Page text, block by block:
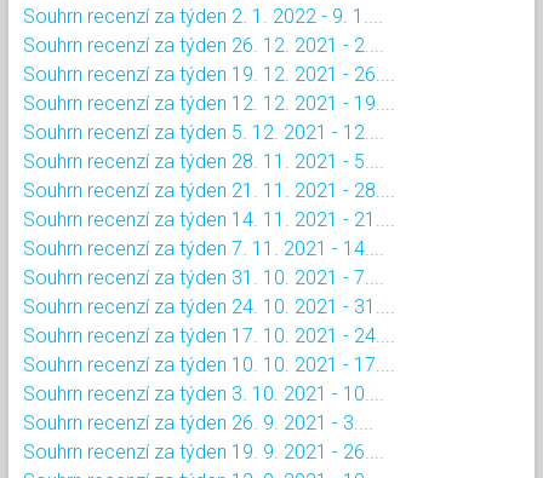
Souhrn recenzí za týden 2. 1. 2022 - 9. 1....
Souhrn recenzí za týden 26. 12. 2021 - 2....
Souhrn recenzí za týden 19. 12. 2021 - 26....
Souhrn recenzí za týden 12. 12. 2021 - 19....
Souhrn recenzí za týden 5. 12. 2021 - 12....
Souhrn recenzí za týden 28. 11. 2021 - 5....
Souhrn recenzí za týden 21. 11. 2021 - 28....
Souhrn recenzí za týden 14. 11. 2021 - 21....
Souhrn recenzí za týden 7. 11. 2021 - 14....
Souhrn recenzí za týden 31. 10. 2021 - 7....
Souhrn recenzí za týden 24. 10. 2021 - 31....
Souhrn recenzí za týden 17. 10. 2021 - 24....
Souhrn recenzí za týden 10. 10. 2021 - 17....
Souhrn recenzí za týden 3. 10. 2021 - 10....
Souhrn recenzí za týden 26. 9. 2021 - 3....
Souhrn recenzí za týden 19. 9. 2021 - 26....